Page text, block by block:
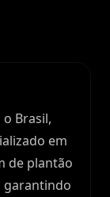
Brasil,
em
de plantão
garantindo